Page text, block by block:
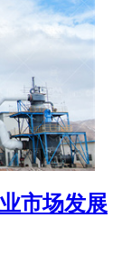
市场发展